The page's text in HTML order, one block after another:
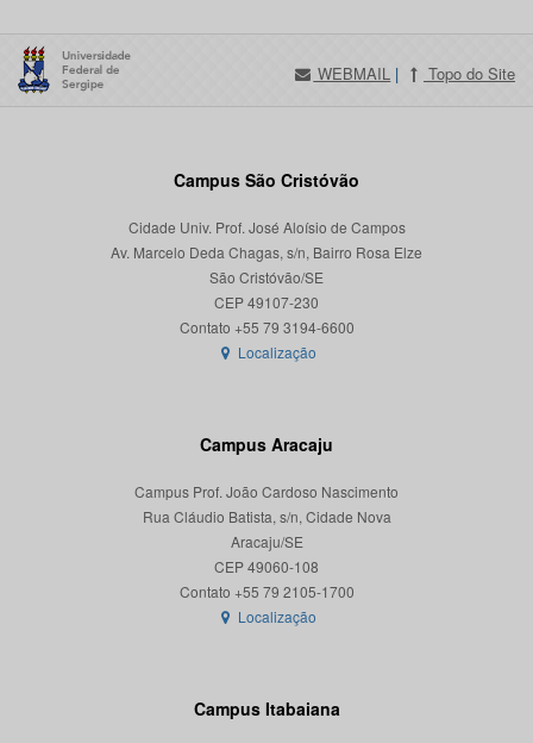
WEBMAIL | Topo do Site
Campus São Cristóvão
Cidade Univ. Prof. José Aloísio de Campos
Av. Marcelo Deda Chagas, s/n, Bairro Rosa Elze
São Cristóvão/SE
CEP 49107-230
Localização
Campus Aracaju
Campus Prof. João Cardoso Nascimento
Rua Cláudio Batista, s/n, Cidade Nova
Aracaju/SE
CEP 49060-108
Localização
Campus Itabaiana